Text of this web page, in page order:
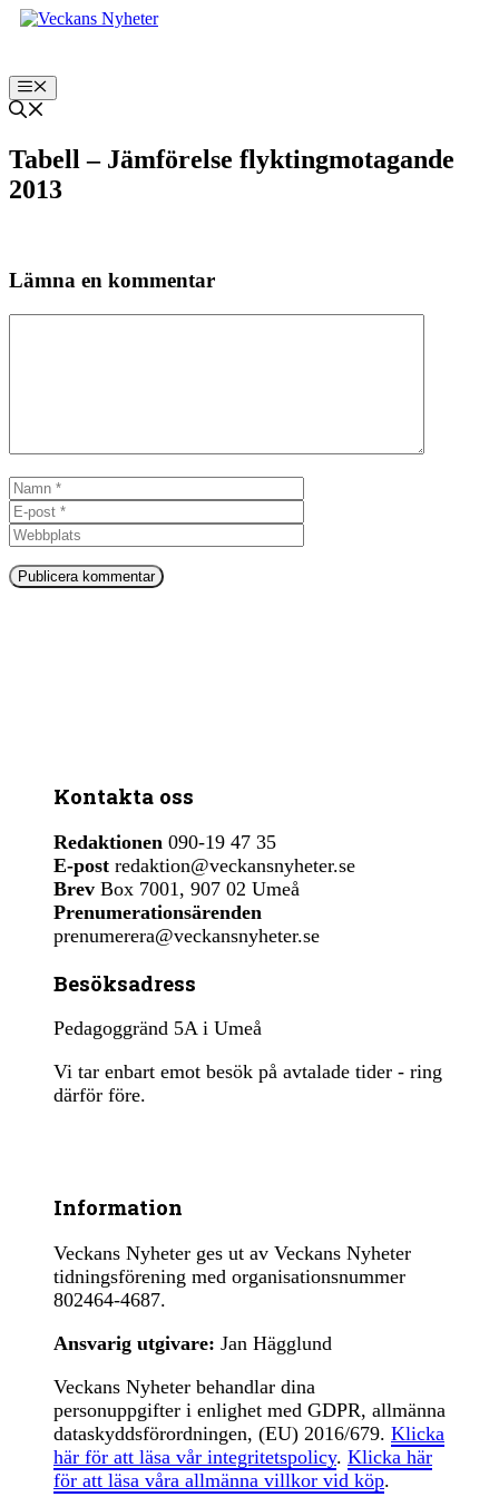
Hoppa
Meny
Tabell – Jämförelse flyktingmotagande
2013
Lämna en kommentar
Namn
post
Kontakta oss
Redaktionen 090-19 47 35
E-post redaktion@veckansnyheter.se
Brev Box 7001, 907 02 Umeå
Prenumerationsärenden
prenumerera@veckansnyheter.se
Besöksadress
Pedagoggränd 5A i Umeå
Vi tar enbart emot besök på avtalade tider - ring
därför före.
Information
Veckans Nyheter ges ut av Veckans Nyheter
tidningsförening med organisationsnummer
802464-4687.
Ansvarig utgivare: Jan Hägglund
Veckans Nyheter behandlar dina
personuppgifter i enlighet med GDPR, allmänna
dataskyddsförordningen, (EU) 2016/679. Klicka
här för att läsa vår integritetspolicy. Klicka här
för att läsa våra allmänna villkor vid köp.